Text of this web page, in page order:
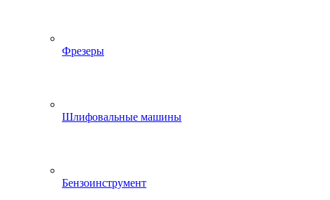
Фрезеры
Шлифовальные машины
Бензоинструмент